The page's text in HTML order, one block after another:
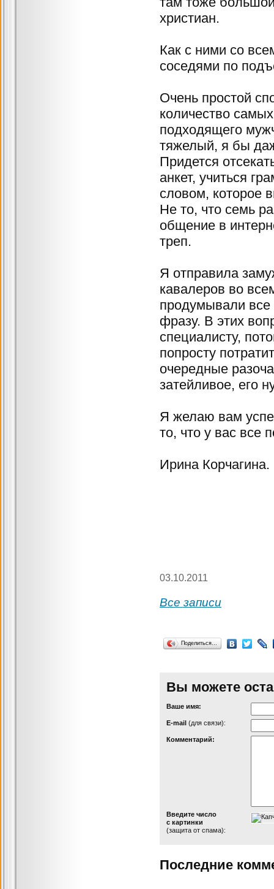
христиан.
Как с ними со
соседями по
Очень простой
количество
подходящего
тяжелый, я бы
Придется
анкет, учиться
словом, которое
Не то, что семь
общение в
треп.
Я отправила
кавалеров во
продумывали
фразу. В этих
специалисту,
попросту
очередные
затейливое, его
Я желаю вам
то, что у вас все
Ирина Корчагина.
03.10.2011
Все записи
Поделиться…
Вы можете
Ваше имя:
Е-mail (для связи):
Комментарий:
Введите число
с картинки
(защита от спама):
Последние